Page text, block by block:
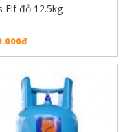
Elf đỏ 12.5kg